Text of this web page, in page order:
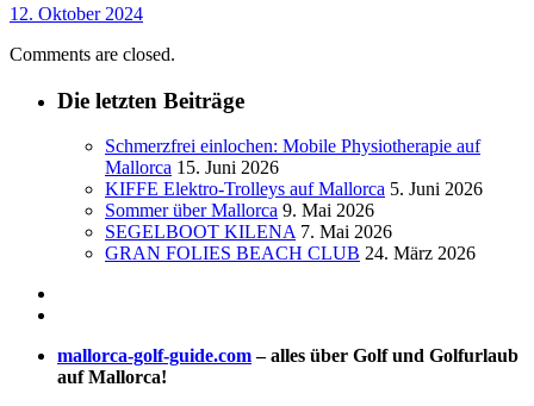
12. Oktober 2024
Comments are closed.
Die letzten Beiträge
Schmerzfrei einlochen: Mobile Physiotherapie auf
Mallorca 15. Juni 2026
KIFFE Elektro-Trolleys auf Mallorca 5. Juni 2026
Sommer über Mallorca 9. Mai 2026
SEGELBOOT KILENA 7. Mai 2026
GRAN FOLIES BEACH CLUB 24. März 2026
mallorca-golf-guide.com– alles über Golf und Golfurlaub
auf Mallorca!